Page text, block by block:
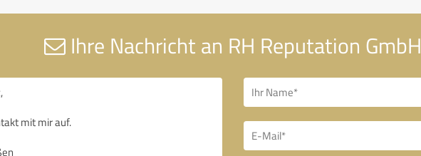
Ihre Nachricht an RH Reputation GmbH